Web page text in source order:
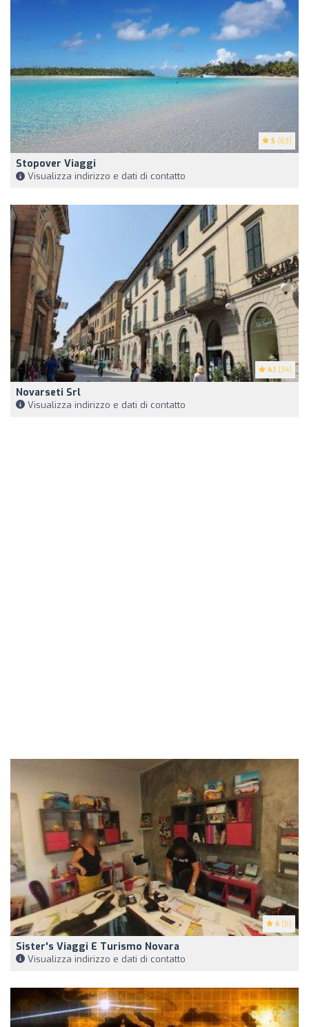
5 (63)
Stopover Viaggi
Visualizza indirizzo e dati di contatto
4.1 (34)
Novarseti Srl
Visualizza indirizzo e dati di contatto
4 (5)
Sister's Viaggi E Turismo Novara
Visualizza indirizzo e dati di contatto